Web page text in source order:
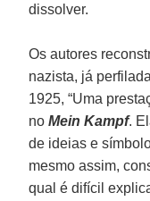
dissolver.
Os autores
nazista, já
1925, “Uma
noMein Kampf.
de ideias e
mesmo assim,
qual é difícil